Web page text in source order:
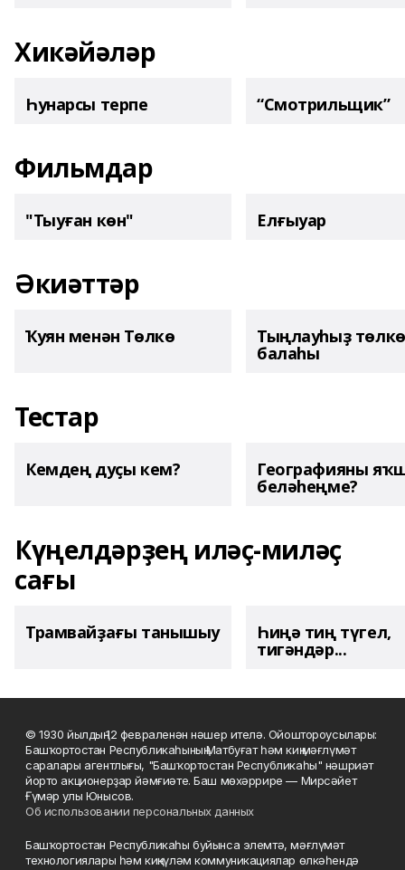
Хикәйәләр
Һунарсы терпе “Смотрильщик”
Фильмдар
"Тыуған көн" Елғыуар
Әкиәттәр
Ҡуян менән Төлкө Тыңлауһыҙ төлкө
балаһы
Тестар
Кемдең дуҫы кем? Географияны
беләһеңме?
Күңелдәрҙең иләҫ-миләҫ
сағы
Трамвайҙағы танышыу Һиңә тиң түгел,
тигәндәр...
© 1930 йылдың 12 февраленән нәшер ителә. Ойоштороусылары:
Башҡортостан Республикаһының Матбуғат һәм киң мәғлүмәт
саралары агентлығы, "Башҡортостан Республикаһы" нәшриәт
йорто акционерҙар йәмғиәте. Баш мөхәррире — Мирсәйет
Ғүмәр улы Юнысов.
Об использовании персональных данных
Башҡортостан Республикаһы буйынса элемтә, мәғлүмәт
технологиялары һәм киңкүләм коммуникациялар өлкәһендә